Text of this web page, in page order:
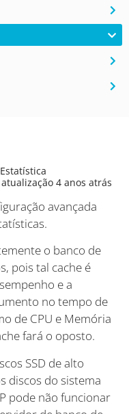
Estatística
4 anos atrás
avançada
o banco de
pois tal cache é
e a
no tempo de
de CPU e Memória
fará o oposto.
SSD de alto
discos do sistema
pode não funcionar